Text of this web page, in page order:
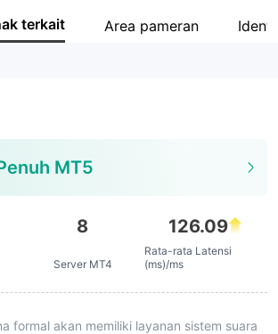
terkait Area pameran
MT5
8
Server MT4
126.09
Rata-rata Latensi
(ms)/ms
formal akan memiliki layanan sistem suara